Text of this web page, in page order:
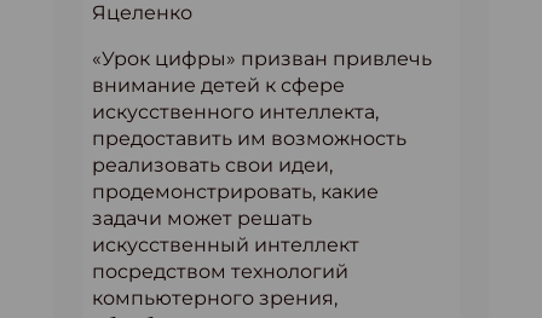
Яцеленко
«Урок цифры» призван привлечь
внимание детей к сфере
искусственного интеллекта,
предоставить им возможность
реализовать свои идеи,
продемонстрировать, какие
задачи может решать
искусственный интеллект
посредством технологий
компьютерного зрения,